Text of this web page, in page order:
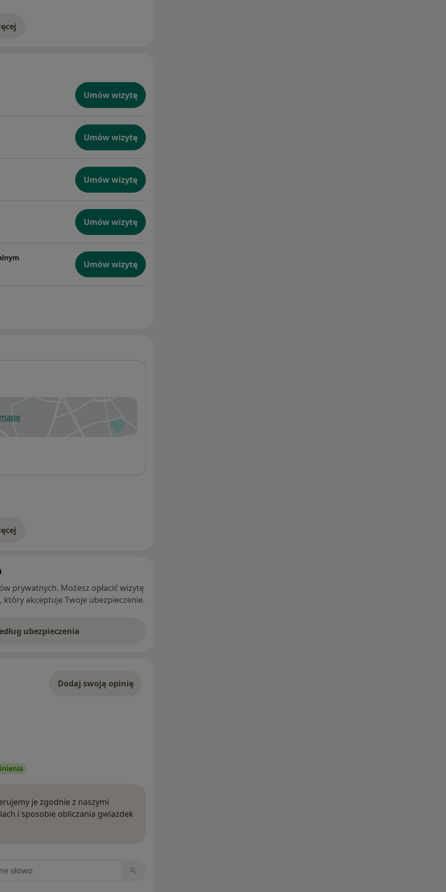
Umów wizytę
Umów wizytę
Umów wizytę
Umów wizytę
Umów wizytę
się w nowej karcie
prywatnych. Możesz opłacić wizytę
akceptuje Twoje ubezpieczenie.
ubezpieczenia
Dodaj swoją opinię
je zgodnie z naszymi
i sposobie obliczania gwiazdek